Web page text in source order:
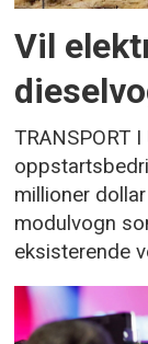
Vil
TRANSPORT
millioner
modulvogn
eksisterende